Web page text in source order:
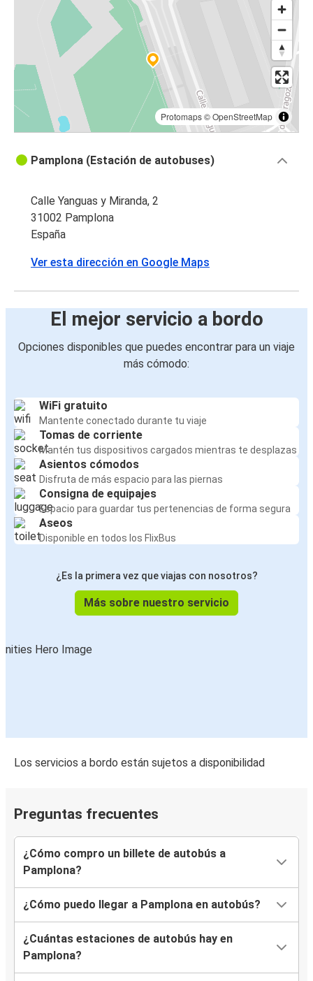
Toulouse
Pamplona
Pamplona
Pamplona
Pamplona
Pau
Pamplona
Pamplona
Montpellier
Pamplona
Pau
Pamplona
Pamplona
Lleida
Pamplona
Lisboa
Irun
Lisboa
Pamplona
Ginebra
Pamplona
Irun
Marsella
Pamplona
Tarbes
Protomaps©OpenStreetMap
Pamplona (Estación de autobuses)
Calle Yanguas y Miranda, 2
31002 Pamplona
España
Ver esta dirección en Google Maps
El mejor servicio a bordo
Opciones disponibles que puedes encontrar para un viaje
más cómodo:
WiFi gratuito
Mantente conectado durante tu viaje
Tomas de corriente
Mantén tus dispositivos cargados mientras te desplazas
Asientos cómodos
Disfruta de más espacio para las piernas
Consigna de equipajes
Espacio para guardar tus pertenencias de forma segura
Aseos
Disponible en todos los FlixBus
¿Es la primera vez que viajas con nosotros?
Más sobre nuestro servicio
Los servicios a bordo están sujetos a disponibilidad
Preguntas frecuentes
¿Cómo compro un billete de autobús a
Pamplona?
¿Cómo puedo llegar a Pamplona en autobús?
¿Cuántas estaciones de autobús hay en
Pamplona?